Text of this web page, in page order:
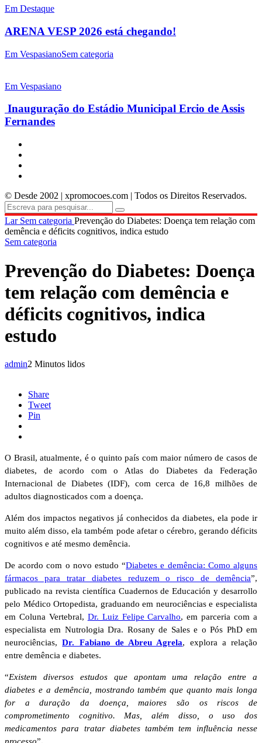
Em Destaque
ARENA VESP 2026 está chegando!
Em VespasianoSem categoria
Em Vespasiano
Inauguração do Estádio Municipal Ercio de Assis
Fernandes
© Desde 2002 | xpromocoes.com | Todos os Direitos Reservados.
Lar Sem categoria Prevenção do Diabetes: Doença tem relação com
demência e déficits cognitivos, indica estudo
Sem categoria
Prevenção do Diabetes: Doença
tem relação com demência e
déficits cognitivos, indica
estudo
admin2 Minutos lidos
Share
Tweet
Pin
O Brasil, atualmente, é o quinto país com maior número de casos de
diabetes, de acordo com o Atlas do Diabetes da Federação
Internacional de Diabetes (IDF), com cerca de 16,8 milhões de
adultos diagnosticados com a doença.
Além dos impactos negativos já conhecidos da diabetes, ela pode ir
muito além disso, ela também pode afetar o cérebro, gerando déficits
cognitivos e até mesmo demência.
De acordo com o novo estudo “Diabetes e demência: Como alguns
fármacos para tratar diabetes reduzem o risco de demência”,
publicado na revista científica Cuadernos de Educación y desarrollo
pelo Médico Ortopedista, graduando em neurociências e especialista
em Coluna Vertebral, Dr. Luiz Felipe Carvalho, em parceria com a
especialista em Nutrologia Dra. Rosany de Sales e o Pós PhD em
neurociências,Dr. Fabiano de Abreu Agrela, explora a relação
entre demência e diabetes.
“Existem diversos estudos que apontam uma relação entre a
diabetes e a demência, mostrando também que quanto mais longa
for a duração da doença, maiores são os riscos de
comprometimento cognitivo. Mas, além disso, o uso dos
medicamentos para tratar diabetes também tem influência nesse